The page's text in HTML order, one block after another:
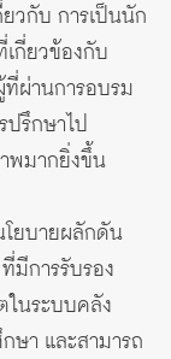
วกับ การเป็นนัก
กี่ยวข้องกับ
ผ่านการอบรม
ปรึกษาไป
พมากยิ่งขึ้น
ยบายผลักดัน
มีการรับรอง
ในระบบคลัง
ษา และสามารถ